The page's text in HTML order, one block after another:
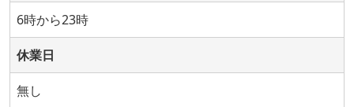
6時から23時
休業日
無し